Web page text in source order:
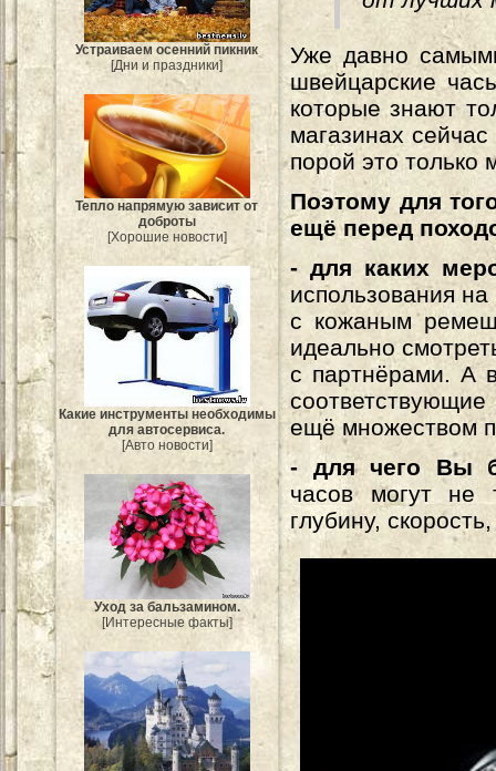
Устраиваем осенний пикник
[Дни и праздники]
Тепло напрямую зависит от
доброты
[Хорошие новости]
Какие инструменты необходимы
для автосервиса.
[Авто новости]
Уход за бальзамином.
[Интересные факты]
Уже давно
швейцарские
которые знают
магазинах
порой это только
Поэтому для
ещё перед
- для каких
использования
с кожаным
идеально
с партнёрами. А
ещё множеством
- для чего Вы
часов могут не
глубину,